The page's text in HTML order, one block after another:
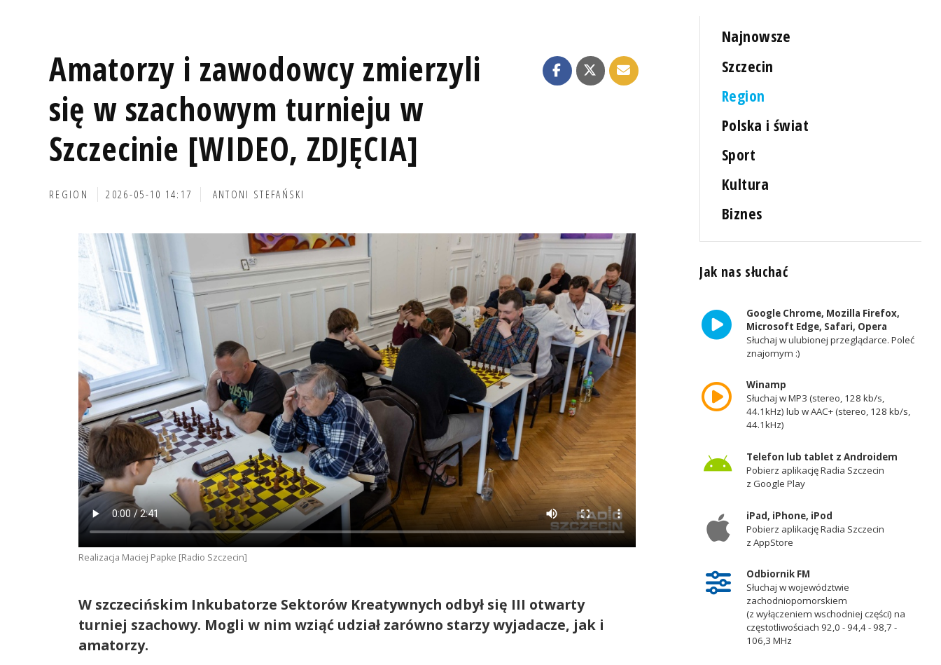
Amatorzy i zawodowcy zmierzyli
się w szachowym turnieju w
Szczecinie [WIDEO, ZDJĘCIA]
REGION 2026-05-10 14:17 ANTONI STEFAŃSKI
Realizacja Maciej Papke [Radio Szczecin]
W szczecińskim Inkubatorze Sektorów Kreatywnych odbył się III otwarty
turniej szachowy. Mogli w nim wziąć udział zarówno starzy wyjadacze, jak i
amatorzy.
Najnowsze
Szczecin
Region
Polska i świat
Sport
Kultura
Biznes
Jak nas słuchać
Google Chrome, Mozilla Firefox,
Microsoft Edge, Safari, Opera
Słuchaj w ulubionej przeglądarce. Poleć
znajomym :)
Winamp
Słuchaj w MP3 (stereo, 128 kb/s,
44.1kHz) lub w AAC+ (stereo, 128 kb/s,
44.1kHz)
Telefon lub tablet z Androidem
Pobierz aplikację Radia Szczecin
z Google Play
iPad, iPhone, iPod
Pobierz aplikację Radia Szczecin
z AppStore
Odbiornik FM
Słuchaj w województwie
zachodniopomorskiem
(z wyłączeniem wschodniej części) na
częstotliwościach 92,0 - 94,4 - 98,7 -
106,3 MHz